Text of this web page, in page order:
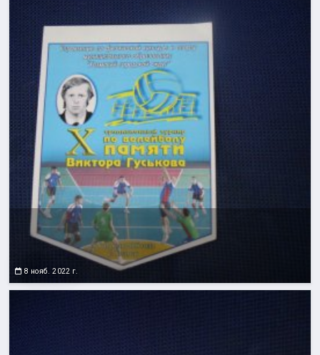
8 нояб. 2022 г.